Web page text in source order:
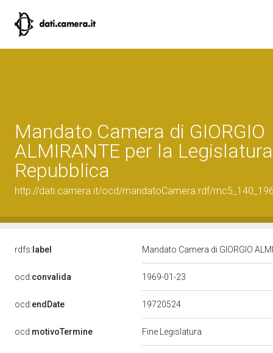
Mandato Camera di GIORGIO
ALMIRANTE per la
Repubblica
http://dati.camera.it/ocd/mandatoCamera.rdf/
rdfs: label Mandato Camera di GIORGIO
ocd:convalida 1969-01-23
ocd:endDate 19720524
ocd:motivoTermine Fine Legislatura